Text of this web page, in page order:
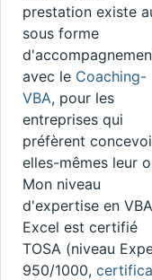
prestation existe
sous forme
avec le Coaching-
VBA, pour les
entreprises qui
préfèrent
elles-mêmes leur
Mon niveau
d'expertise en VBA
Excel est certifié
TOSA (niveau
950/1000,